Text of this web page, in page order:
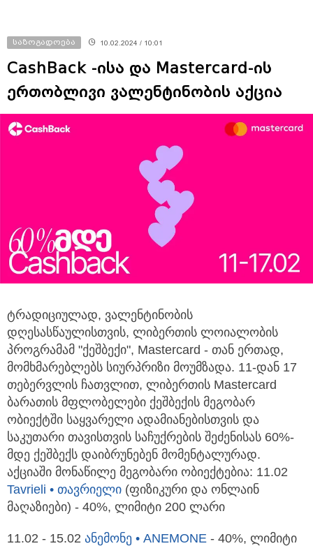
საზოგადოება 10.02.2024 / 10:01
CashBack -ისა და Mastercard-ის
ერთობლივი ვალენტინობის აქცია
ტრადიციულად, ვალენტინობის
დღესასწაულისთვის, ლიბერთის ლოიალობის
პროგრამამ "ქეშბექი", Mastercard - თან ერთად,
მომხმარებლებს სიურპრიზი მოუმზადა. 11-დან 17
თებერვლის ჩათვლით, ლიბერთის Mastercard
ბარათის მფლობელები ქეშბექის მეგობარ
ობიექტში საყვარელი ადამიანებისთვის და
საკუთარი თავისთვის საჩუქრების შეძენისას 60%-
მდე ქეშბექს დაიბრუნებენ მომენტალურად.
აქციაში მონაწილე მეგობარი ობიექტებია: 11.02
Tavrieli • თავრიელი (ფიზიკური და ონლაინ
მაღაზიები) - 40%, ლიმიტი 200 ლარი
11.02 - 15.02 ანემონე • ANEMONE - 40%, ლიმიტი